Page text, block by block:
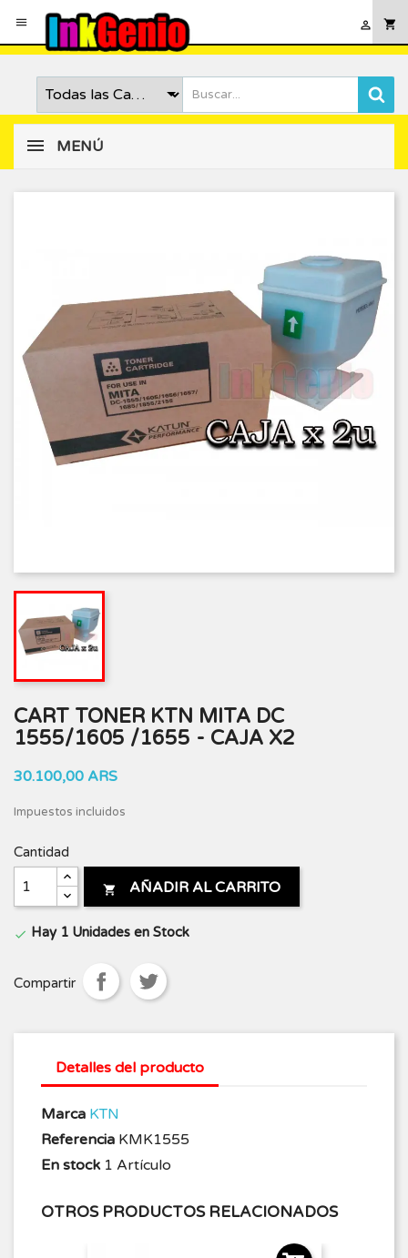
 shopping_cart

MENÚ
CART TONER KTN MITA DC
1555/1605 /1655 - CAJA X2
30.100,00 ARS
Impuestos incluidos
Cantidad
 AÑADIR AL CARRITO
 Hay 1 Unidades en Stock
Compartir
Detalles del producto
Marca KTN
Referencia KMK1555
En stock 1 Artículo
OTROS PRODUCTOS RELACIONADOS